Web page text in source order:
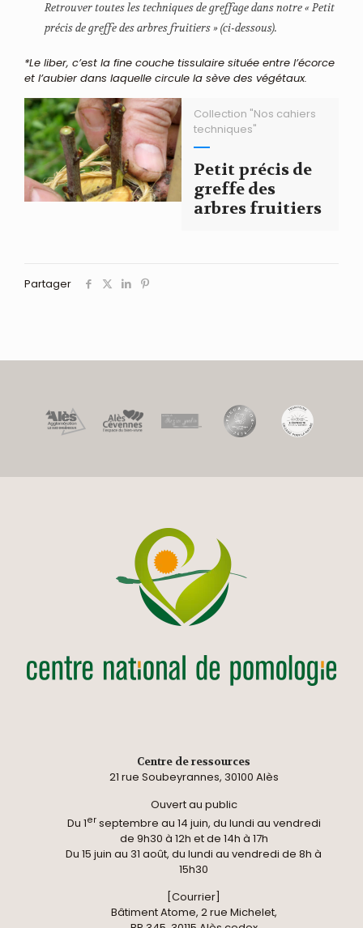
Retrouver toutes les techniques de greffage dans notre « Petit
précis de greffe des arbres fruitiers » (ci-dessous).
*Le liber, c’est la fine couche tissulaire située entre l’écorce
et l’aubier dans laquelle circule la sève des végétaux.
Collection "Nos cahiers
techniques"
Petit précis de
greffe des
arbres fruitiers
Partager
Centre de ressources
21 rue Soubeyrannes, 30100 Alès
Ouvert au public
Du 1erseptembre au 14 juin, du lundi au vendredi
de 9h30 à 12h et de 14h à 17h
Du 15 juin au 31 août, du lundi au vendredi de 8h à
15h30
[Courrier]
Bâtiment Atome, 2 rue Michelet,